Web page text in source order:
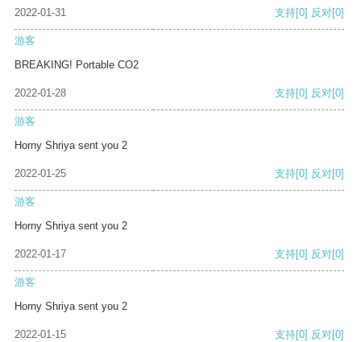
2022-01-31 支持[0] 反对[0]
游客
BREAKING! Portable CO2
2022-01-28 支持[0] 反对[0]
游客
Horny Shriya sent you 2
2022-01-25 支持[0] 反对[0]
游客
Horny Shriya sent you 2
2022-01-17 支持[0] 反对[0]
游客
Horny Shriya sent you 2
2022-01-15 支持[0] 反对[0]